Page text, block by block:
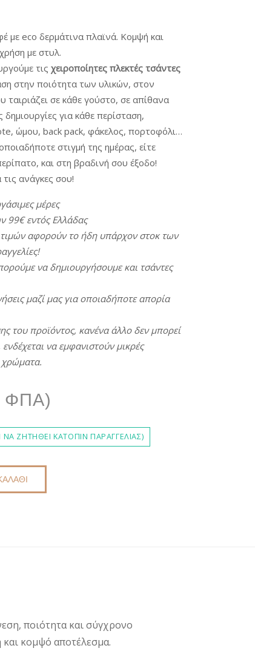
με eco δερμάτινα πλαϊνά. Κομψή και
με στυλ.
τις χειροποίητες πλεκτές τσάντες
στην ποιότητα των υλικών, στον
σε κάθε γούστο, σε απίθανα
για κάθε περίσταση,
ώμου, back pack, φάκελος, πορτοφόλι…
στιγμή της ημέρας, είτε
και στη βραδινή σου έξοδο!
τις ανάγκες σου!
μέρες
99€ εντός Ελλάδας
τιμών αφορούν το ήδη υπάρχον στοκ των
να δημιουργήσουμε και τσάντες
μαζί μας για οποιαδήποτε απορία
του προϊόντος, κανένα άλλο δεν μπορεί
ενδέχεται να εμφανιστούν μικρές
χρώματα.
ΦΠΑ)
ΖΗΤΗΘΕΊ ΚΑΤΌΠΙΝ ΠΑΡΑΓΓΕΛΊΑΣ)
ποιότητα και σύγχρονο
και κομψό αποτέλεσμα.